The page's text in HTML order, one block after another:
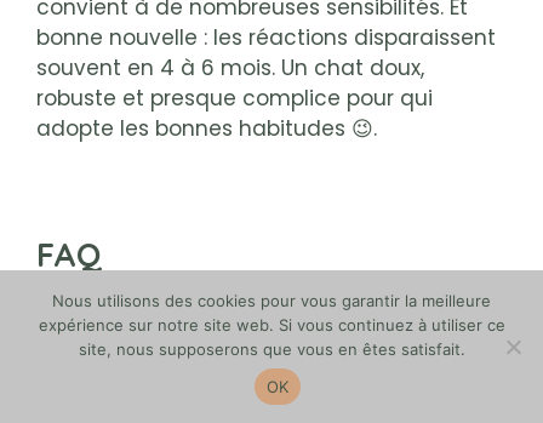
convient à de nombreuses sensibilités. Et
bonne nouvelle : les réactions disparaissent
souvent en 4 à 6 mois. Un chat doux,
robuste et presque complice pour qui
adopte les bonnes habitudes 😉.
FAQ
Quel est le prix d’un chat
Sibérien hypoallergénique ?
Un chat Sibérien hypoallergénique se situe
Nous utilisons des cookies pour vous garantir la meilleure
expérience sur notre site web. Si vous continuez à utiliser ce
site, nous supposerons que vous en êtes satisfait.
OK